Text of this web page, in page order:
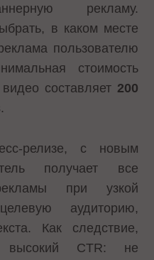
рекламу.
в каком месте
пользователю
стоимость
составляет 200
.
релизе, с новым
получает все
при узкой
аудиторию,
Как следствие,
высокий CTR: не